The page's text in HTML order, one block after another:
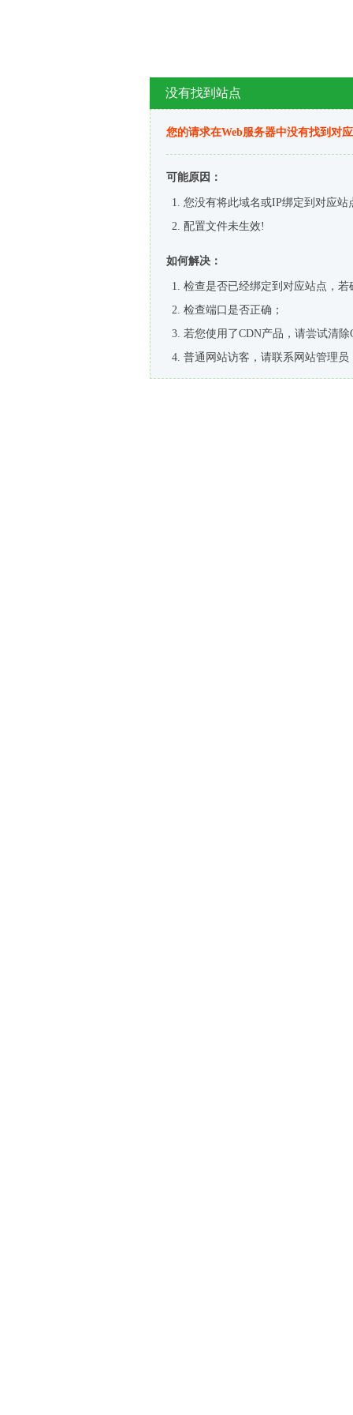
没有找到站点
您的请求在Web服务器中没有找到对
可能原因：
您没有将此域名或IP绑定到对应站
配置文件未生效!
如何解决：
检查是否已经绑定到对应站点，
检查端口是否正确；
若您使用了CDN产品，请尝试清除
普通网站访客，请联系网站管理员